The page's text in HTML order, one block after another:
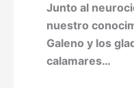
Junto al
nuestro
Galeno y los
calamares…